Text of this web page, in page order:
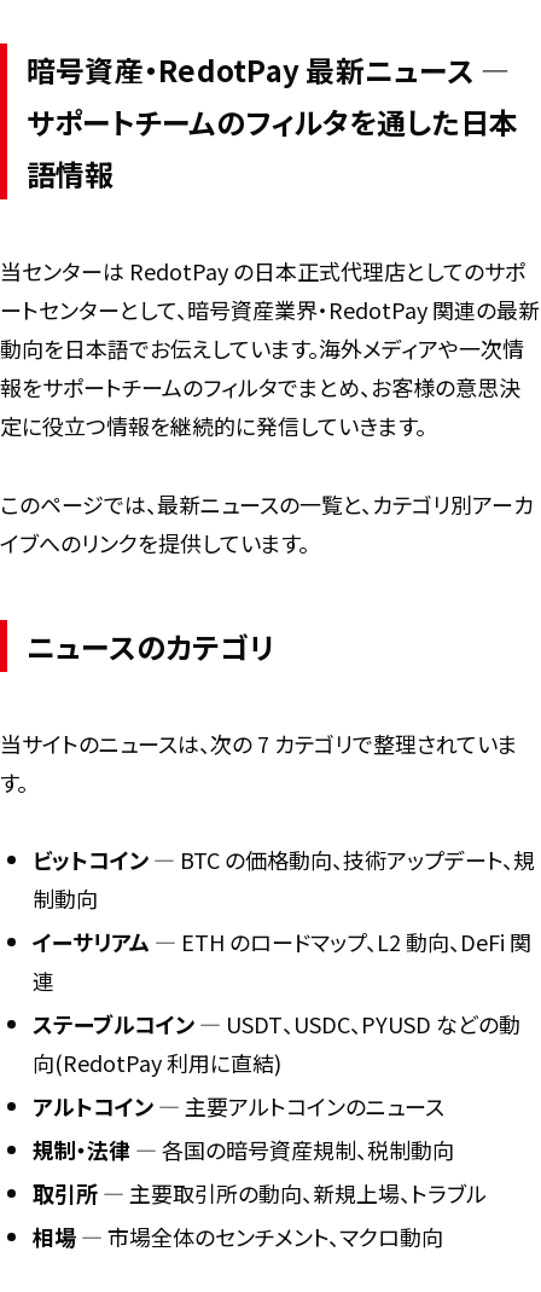
暗号資産・RedotPay 最新ニュース ―
サポートチームのフィルタを通した日本
語情報
当センターは RedotPay の日本正式代理店としてのサポ
ートセンターとして、暗号資産業界・RedotPay 関連の最新
動向を日本語でお伝えしています。海外メディアや一次情
報をサポートチームのフィルタでまとめ、お客様の意思決
定に役立つ情報を継続的に発信していきます。
このページでは、最新ニュースの一覧と、カテゴリ別アーカ
イブへのリンクを提供しています。
ニュースのカテゴリ
当サイトのニュースは、次の 7 カテゴリで整理されていま
す。
ビットコイン― BTC の価格動向、技術アップデート、規
制動向
イーサリアム ― ETH のロードマップ、L2 動向、DeFi 関
連
ステーブルコイン― USDT、USDC、PYUSD などの動
向(RedotPay 利用に直結)
アルトコイン― 主要アルトコインのニュース
規制・法律― 各国の暗号資産規制、税制動向
取引所― 主要取引所の動向、新規上場、トラブル
相場― 市場全体のセンチメント、マクロ動向